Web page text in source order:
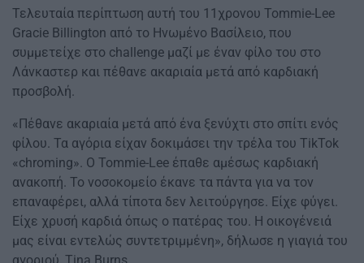
Τελευταία περίπτωση αυτή του 11χρονου Tommie-Lee
Gracie Billington από το Ηνωμένο Βασίλειο, που
συμμετείχε στο challenge μαζί με έναν φίλο του στο
Λάνκαστερ και πέθανε ακαριαία μετά από καρδιακή
προσβολή.
«Πέθανε ακαριαία μετά από ένα ξενύχτι στο σπίτι ενός
φίλου. Τα αγόρια είχαν δοκιμάσει την τρέλα του TikTok
«chroming». Ο Tommie-Lee έπαθε αμέσως καρδιακή
ανακοπή. Το νοσοκομείο έκανε τα πάντα για να τον
επαναφέρει, αλλά τίποτα δεν λειτούργησε. Είχε φύγει.
Είχε χρυσή καρδιά όπως ο πατέρας του. Η οικογένειά
μας είναι εντελώς συντετριμμένη», δήλωσε η γιαγιά του